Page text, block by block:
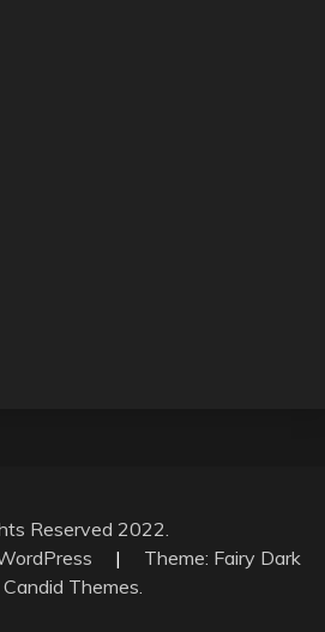
Reserved 2022.
|
Theme: Fairy Dark
Candid Themes